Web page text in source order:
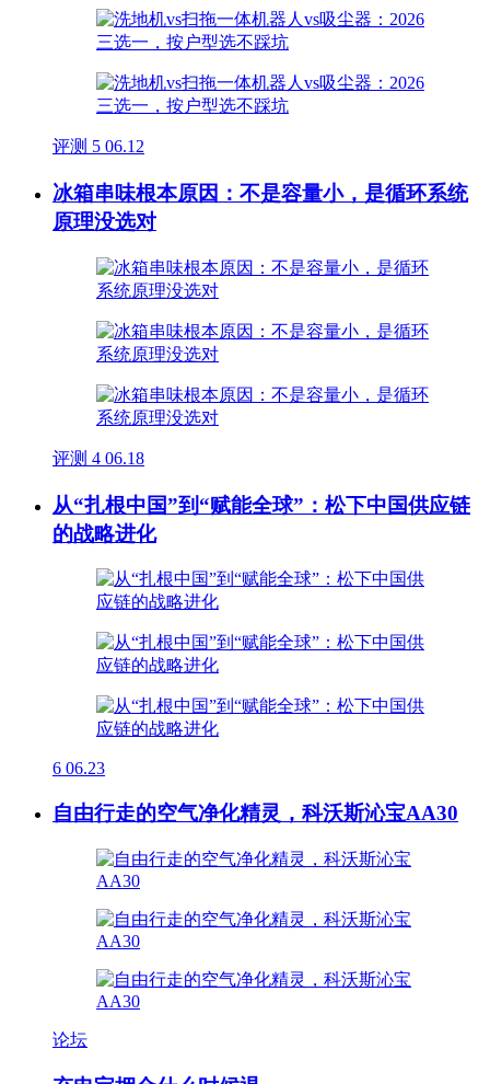
评测 5 06.12
冰箱串味根本原因：不是容量小，是循环系统
原理没选对
评测 4 06.18
从“扎根中国”到“赋能全球”：松下中国供应链
的战略进化
6 06.23
自由行走的空气净化精灵，科沃斯沁宝AA30
论坛